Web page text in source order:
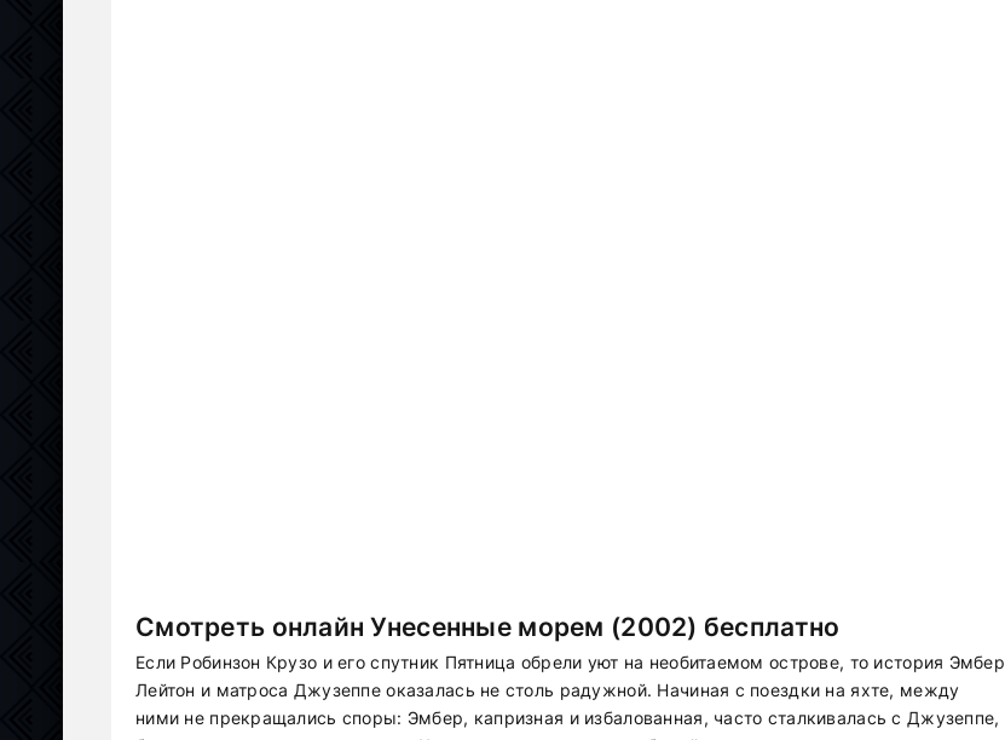
Смотреть онлайн Унесенные морем (2002) бесплатно
Если Робинзон Крузо и его спутник Пятница обрели уют на необитаемом острове, то история Эмбер
Лейтон и матроса Джузеппе оказалась не столь радужной. Начиная с поездки на яхте, между
ними не прекращались споры: Эмбер, капризная и избалованная, часто сталкивалась с Джузеппе,